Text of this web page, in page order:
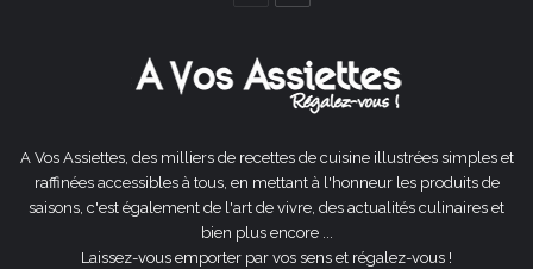
A Vos Assiettes, des milliers de recettes de cuisine illustrées simples et
raffinées accessibles à tous, en mettant à l'honneur les produits de
saisons, c'est également de l'art de vivre, des actualités culinaires et
bien plus encore ...
Laissez-vous emporter par vos sens et régalez-vous !